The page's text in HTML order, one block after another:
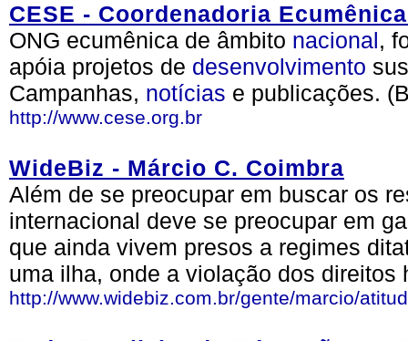
CESE - Coordenadoria
ONG ecumênica de âmbito nacional,
apóia projetos de desenvolvimento
Campanhas, notícias e publicações.
http://www.cese.org.br
WideBiz - Márcio C. Coimbra
Além de se preocupar em buscar os
internacional deve se preocupar em
que ainda vivem presos a regimes
uma ilha, onde a violação dos direitos
http://www.widebiz.com.br/gente/marcio/